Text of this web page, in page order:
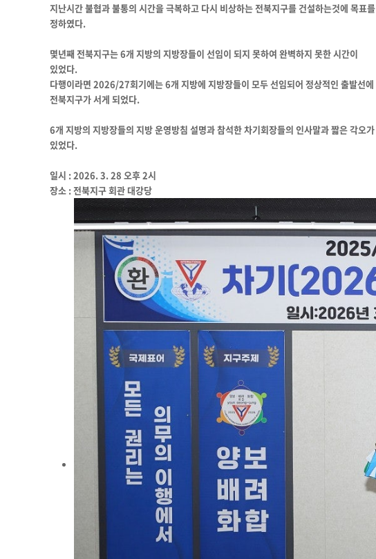
지난시간 불협과 불통의 시간을 극복하고 다시 비상하는 전북지구를 건설하는것에 목표를
정하였다.
몇년째 전북지구는 6개 지방의 지방장들이 선임이 되지 못하여 완벽하지 못한 시간이
있었다.
다행이라면 2026/27회기에는 6개 지방에 지방장들이 모두 선임되어 정상적인 출발선에
전북지구가 서게 되었다.
6개 지방의 지방장들의 지방 운영방침 설명과 참석한 차기회장들의 인사말과 짧은 각오가
있었다.
일시 : 2026. 3. 28 오후 2시
장소 : 전북지구 회관 대강당